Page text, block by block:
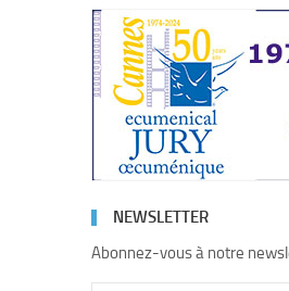
NEWSLETTER
Abonnez-vous à notre